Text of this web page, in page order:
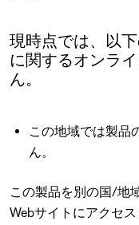
現時点では、以
に関するオンラ
ん。
この地域では製品
ん。
この製品を別の国/地
Webサイトにアクセ